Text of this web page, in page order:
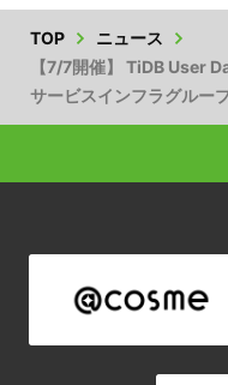
TOP
ニュース
【7/7開催】 TiDB User
サービスインフラグルー